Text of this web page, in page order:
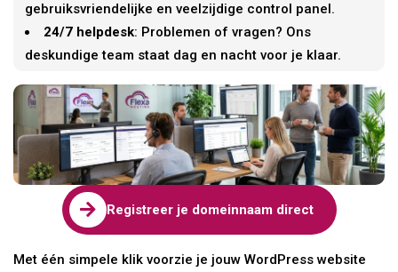
gebruiksvriendelijke en veelzijdige control panel.
24/7 helpdesk: Problemen of vragen? Ons
deskundige team staat dag en nacht voor je klaar.
 Registreer je domeinnaam direct
Met één simpele klik voorzie je jouw WordPress website